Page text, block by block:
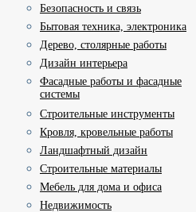
Безопасность и связь
Бытовая техника, электроника
Дерево, столярные работы
Дизайн интерьера
Фасадные работы и фасадные
системы
Строительные инструменты
Кровля, кровельные работы
Ландшафтный дизайн
Строительные материалы
Мебель для дома и офиса
Недвижимость